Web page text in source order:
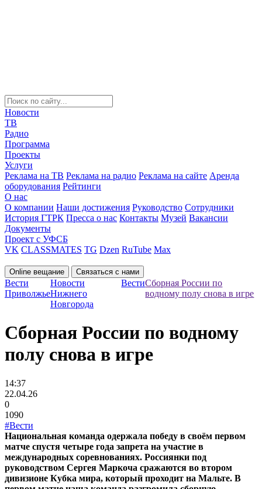
Новости
ТВ
Радио
Программа
Проекты
Услуги
Реклама на ТВ Реклама на радио Реклама на сайте Аренда
оборудования Рейтинги
О нас
О компании Наши достижения Руководство Сотрудники
История ГТРК Пресса о нас Контакты Музей Вакансии
Документы
Проект с УФСБ
VK CLASSMATES TG Dzen RuTube Max
Online вещание Связаться с нами
Вести
Приволжье
Новости
Нижнего
Новгорода
ВестиСборная России по
водному полу снова в игре
Сборная России по водному
полу снова в игре
14:37
22.04.26
0
1090
#Вести
Национальная команда одержала победу в своём первом
матче спустя четыре года запрета на участие в
международных соревнованиях. Россиянки под
руководством Сергея Маркоча сражаются во втором
дивизионе Кубка мира, который проходит на Мальте. В